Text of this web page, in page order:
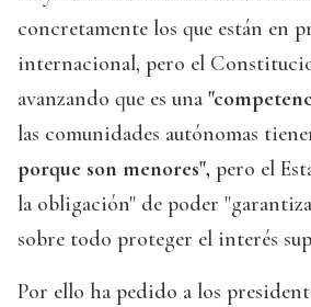
concretamente los que están en
internacional, pero el
avanzando que es una
las comunidades autónomas
porque son menores", pero el
la obligación" de poder
sobre todo proteger el interés
Por ello ha pedido a los